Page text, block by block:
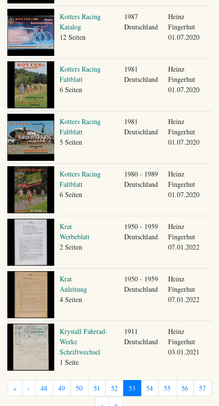
Kotters Racing
Katalog
12 Seiten
1987
Deutschland
Heinz
Fingerhut
01.07.2020
Kotters Racing
Faltblatt
6 Seiten
1981
Deutschland
Heinz
Fingerhut
01.07.2020
Kotters Racing
Faltblatt
5 Seiten
1981
Deutschland
Heinz
Fingerhut
01.07.2020
Kotters Racing
Faltblatt
6 Seiten
1980 - 1989
Deutschland
Heinz
Fingerhut
01.07.2020
Krat
Werbeblatt
2 Seiten
1950 - 1959
Deutschland
Heinz
Fingerhut
07.01.2022
Krat
Anleitung
4 Seiten
1950 - 1959
Deutschland
Heinz
Fingerhut
07.01.2022
Krystall Fahrrad-
Werke
Schriftwechsel
1 Seite
1911
Deutschland
Heinz
Fingerhut
03.01.2021
« ‹ 48 49 50 51 52 53 54 55 56
57
›
»